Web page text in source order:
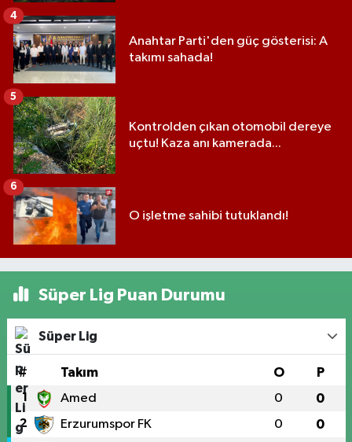
Anahtar Parti'den güç gösterisi: A
takımı sahada!
4
Kontrolden çıkan otomobil dereye
uçtu! Kaza anı kamerada...
5
O işletme sahibi tutuklandı!
6
Süper Lig Puan Durumu
Süper Lig
# Takım O P
1 Amed 0 0
2 Erzurumspor FK 0 0